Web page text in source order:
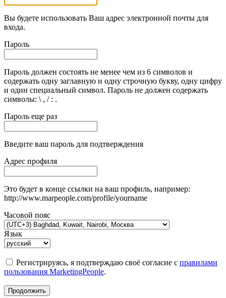
Вы будете использовать Ваш адрес электронной почты для
входа.
Пароль
Пароль должен состоять не менее чем из 6 символов и
содержать одну заглавную и одну строчную букву, одну цифру
и один специальный символ. Пароль не должен содержать
символы: \ , / : .
Пароль еще раз
Введите ваш пароль для подтверждения
Адрес профиля
Это будет в конце ссылки на ваш профиль, например:
http://www.marpeople.com/profile/yourname
Часовой пояс
Язык
Регистрируясь, я подтверждаю своё согласие с правилами
пользования MarketingPeople.
Продолжить